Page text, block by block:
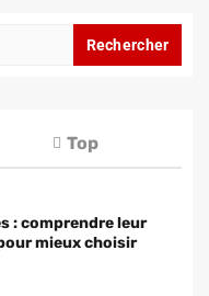
Top
: comprendre leur
mieux choisir